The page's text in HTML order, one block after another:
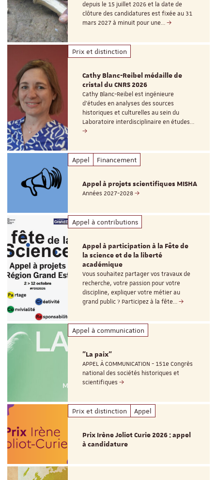
depuis le 15 juillet 2026 et la date de
clôture des candidatures est fixée au 31
mars 2027 à minuit pour une…
Prix et distinction
Cathy Blanc-Reibel médaille de
cristal du CNRS 2026
Cathy Blanc-Reibel est ingénieure
d’études en analyses des sources
historiques et culturelles au sein du
Laboratoire interdisciplinaire en études…
Appel Financement
Appel à projets scientifiques MISHA
Années 2027-2028
Appel à contributions
Appel à participation à la Fête de
la science et de la liberté
académique
Vous souhaitez partager vos travaux de
recherche, votre passion pour votre
discipline, expliquer votre métier au
grand public ? Participez à la fête…
Appel à communication
"La paix"
APPEL À COMMUNICATION - 151e Congrès
national des sociétés historiques et
scientifiques
Prix et distinction Appel
Prix Irène Joliot Curie 2026 : appel
à candidature